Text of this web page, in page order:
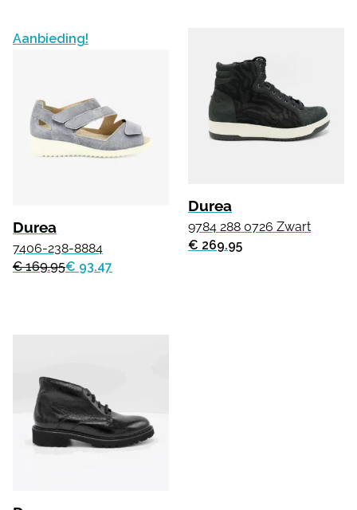
Aanbieding!
Durea
7406-238-8884
€ 169.95€ 93.47
Durea
9784 288 0726 Zwart
€ 269.95